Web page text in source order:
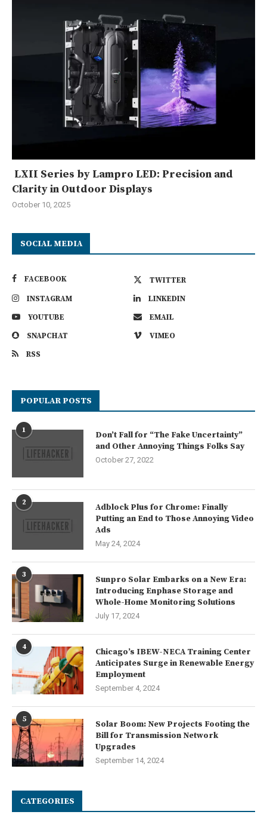
LXII Series by Lampro LED: Precision and
Clarity in Outdoor Displays
October 10, 2025
SOCIAL MEDIA
FACEBOOK
TWITTER
INSTAGRAM
LINKEDIN
YOUTUBE
EMAIL
SNAPCHAT
VIMEO
RSS
POPULAR POSTS
1
Don’t Fall for “The Fake Uncertainty”
and Other Annoying Things Folks Say
October 27, 2022
2
Adblock Plus for Chrome: Finally
Putting an End to Those Annoying Video
Ads
May 24, 2024
3
Sunpro Solar Embarks on a New Era:
Introducing Enphase Storage and
Whole-Home Monitoring Solutions
July 17, 2024
4
Chicago’s IBEW-NECA Training Center
Anticipates Surge in Renewable Energy
Employment
September 4, 2024
5
Solar Boom: New Projects Footing the
Bill for Transmission Network
Upgrades
September 14, 2024
CATEGORIES